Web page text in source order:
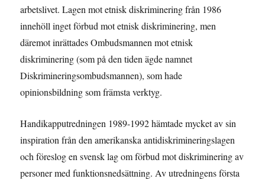
arbetslivet. Lagen mot etnisk diskriminering från 1986
innehöll inget förbud mot etnisk diskriminering, men
däremot inrättades Ombudsmannen mot etnisk
diskriminering (som på den tiden ägde namnet
Diskrimineringsombudsmannen), som hade
opinionsbildning som främsta verktyg.
Handikapputredningen 1989-1992 hämtade mycket av sin
inspiration från den amerikanska antidiskrimineringslagen
och föreslog en svensk lag om förbud mot diskriminering av
personer med funktionsnedsättning. Av utredningens första